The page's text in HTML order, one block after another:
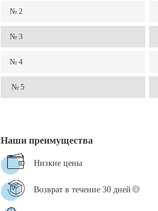
№ 2
№ 3
№ 4
№ 5
Наши преимущества
Низкие цены
Возврат в течение 30 дней